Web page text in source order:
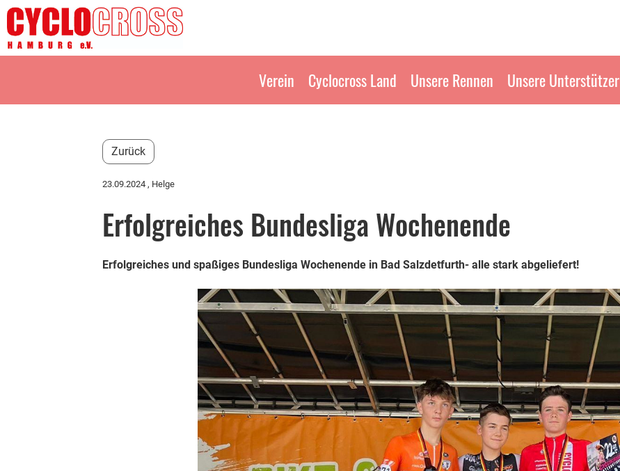
Verein Cyclocross Land Unsere Rennen Unsere Unterstützer
Zurück
23.09.2024 , Helge
Erfolgreiches Bundesliga Wochenende
Erfolgreiches und spaßiges Bundesliga Wochenende in Bad Salzdetfurth- alle stark abgeliefert!